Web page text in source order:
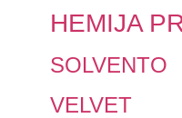
HEMIJA
SOLVENTO
VELVET